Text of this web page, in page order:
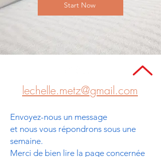
Start Now
lechelle.metz@gmail.com
Envoyez-nous un message
et nous vous répondrons sous une
semaine.
Merci de bien lire la page concernée